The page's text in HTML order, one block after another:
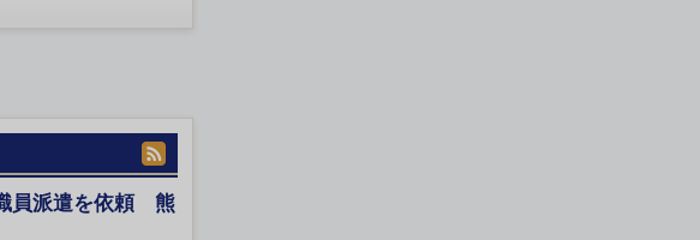
員派遣を依頼 熊